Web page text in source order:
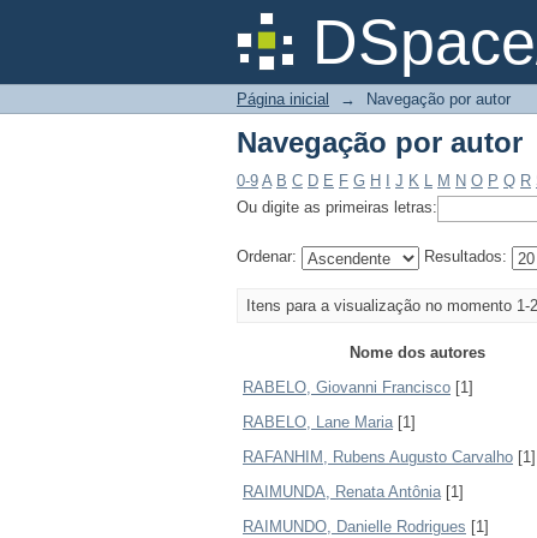
Navegação por autor
Página inicial → Navegação por autor
Navegação por autor
0-9 A B C D E F G H J K L M N O P Q R
Ou digite as primeiras letras:
Ordenar: Resultados:
Itens para a visualização no momento 1-
Nome dos autores
RABELO, Giovanni Francisco [1]
RABELO, Lane Maria[1]
RAFANHIM, Rubens Augusto Carvalho [1]
RAIMUNDA, Renata Antônia[1]
RAIMUNDO, Danielle Rodrigues [1]